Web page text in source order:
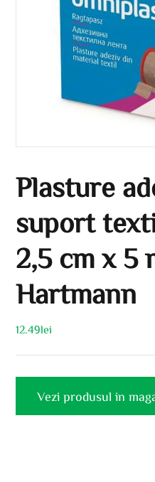
Plasture
suport
2,5 cm x 5
Hartmann
12.49lei
Vezi produsul in